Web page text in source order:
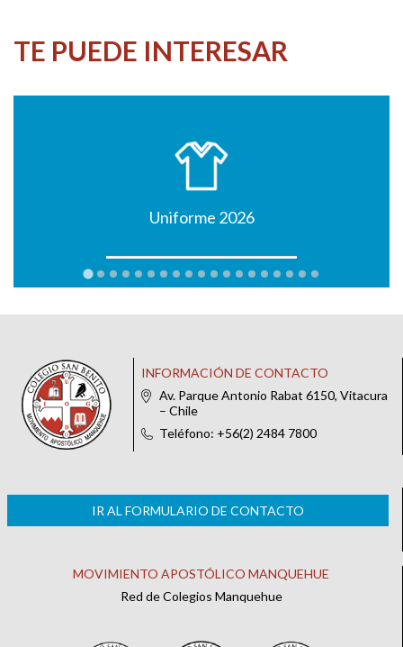
TE PUEDE INTERESAR
Uniforme 2026
INFORMACIÓN DE CONTACTO
Av. Parque Antonio Rabat 6150, Vitacura
– Chile
Teléfono: +56(2) 2484 7800
IR AL FORMULARIO DE CONTACTO
MOVIMIENTO APOSTÓLICO MANQUEHUE
Red de Colegios Manquehue